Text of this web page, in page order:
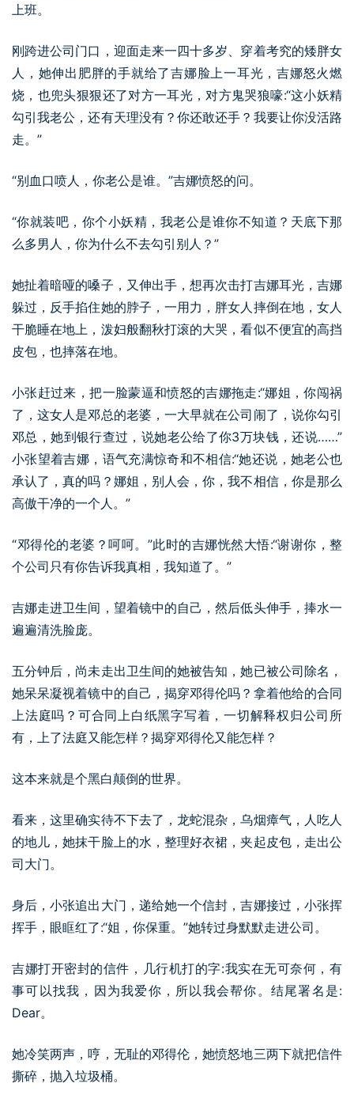
上班。
刚跨进公司门口，迎面走来一四十多岁、穿着考究的矮胖女
人，她伸出肥胖的手就给了吉娜脸上一耳光，吉娜怒火燃
烧，也兜头狠狠还了对方一耳光，对方鬼哭狼嚎:“这小妖精
勾引我老公，还有天理没有？你还敢还手？我要让你没活路
走。”
“别血口喷人，你老公是谁。”吉娜愤怒的问。
“你就装吧，你个小妖精，我老公是谁你不知道？天底下那
么多男人，你为什么不去勾引别人？”
她扯着暗哑的嗓子，又伸出手，想再次击打吉娜耳光，吉娜
躲过，反手掐住她的脖子，一用力，胖女人摔倒在地，女人
干脆睡在地上，泼妇般翻秋打滚的大哭，看似不便宜的高挡
皮包，也摔落在地。
小张赶过来，把一脸蒙逼和愤怒的吉娜拖走:“娜姐，你闯祸
了，这女人是邓总的老婆，一大早就在公司闹了，说你勾引
邓总，她到银行查过，说她老公给了你3万块钱，还说……”
小张望着吉娜，语气充满惊奇和不相信:“她还说，她老公也
承认了，真的吗？娜姐，别人会，你，我不相信，你是那么
高傲干净的一个人。”
“邓得伦的老婆？呵呵。”此时的吉娜恍然大悟:“谢谢你，整
个公司只有你告诉我真相，我知道了。”
吉娜走进卫生间，望着镜中的自己，然后低头伸手，捧水一
遍遍清洗脸庞。
五分钟后，尚未走出卫生间的她被告知，她已被公司除名，
她呆呆凝视着镜中的自己，揭穿邓得伦吗？拿着他给的合同
上法庭吗？可合同上白纸黑字写着，一切解释权归公司所
有，上了法庭又能怎样？揭穿邓得伦又能怎样？
这本来就是个黑白颠倒的世界。
看来，这里确实待不下去了，龙蛇混杂，乌烟瘴气，人吃人
的地儿，她抹干脸上的水，整理好衣裙，夹起皮包，走出公
司大门。
身后，小张追出大门，递给她一个信封，吉娜接过，小张挥
挥手，眼眶红了:“姐，你保重。”她转过身默默走进公司。
吉娜打开密封的信件，几行机打的字:我实在无可奈何，有
事可以找我，因为我爱你，所以我会帮你。结尾署名是:
Dear。
她冷笑两声，哼，无耻的邓得伦，她愤怒地三两下就把信件
撕碎，抛入垃圾桶。